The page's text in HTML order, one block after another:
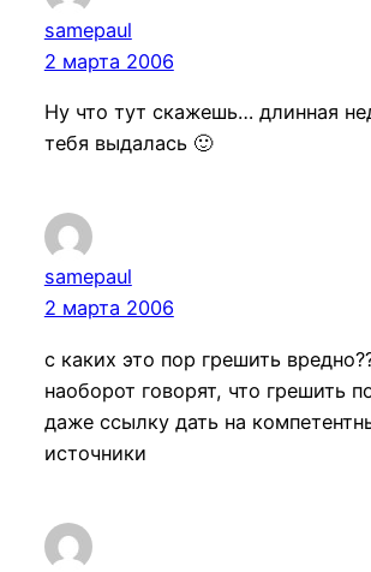
samepaul
2 марта 2006
Ну что тут скажешь… длинная
тебя выдалась 🙂
samepaul
2 марта 2006
с каких это пор грешить
наоборот говорят, что грешить
даже ссылку дать на
источники